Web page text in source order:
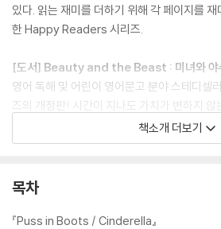
있다. 읽는 재미를 더하기 위해 각 페이지를
한 Happy Readers 시리즈.
[도서] Beauty and the Beast : 미녀와 야
영어 독해 및 어린이 영어문고 분야 스테디
즈의 개정판! 시간이 지나도 가치가 변하지 않
수, 어휘 수, 어휘 난이도, 문장 구조를 기준으
계적으로 정리하여, 총 48권으로 돌아왔다.
스트를 더욱 생동감 있게 구성했다는 점이다.
국어 번역, 키워드, 그래머 포인트를 확인할 수
책소개 더보기
목차
『Puss in Boots / Cinderella』